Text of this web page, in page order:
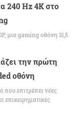
240 Hz 4K στο
μια gaming οθόνη 31,5
την πρώτη
οθόνη
που επιτρέπει νέες
επιχειρηματικές